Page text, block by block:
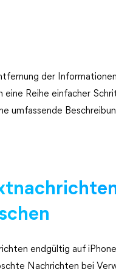
der
eine Reihe einfacher
umfassende
endgültig auf
Nachrichten bei